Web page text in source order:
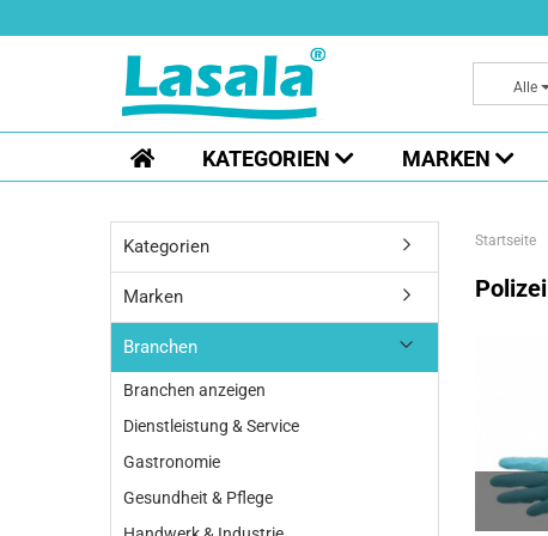
Alle
KATEGORIEN MARKEN
Startseite
Polizei
Kategorien
Marken
Branchen
Branchen anzeigen
Dienstleistung & Service
Gastronomie
Gesundheit & Pflege